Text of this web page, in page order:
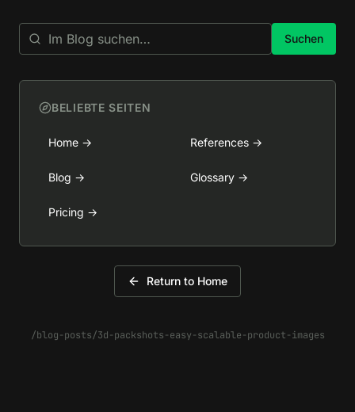
Suchen
BELIEBTE SEITEN
Home → References →
Blog → Glossary →
Pricing →
Return to Home
/blog-posts/3d-packshots-easy-scalable-product-images